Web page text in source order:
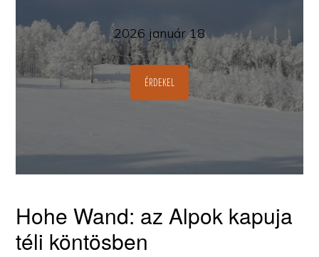
2026 január 18
ÉRDEKEL
Hohe Wand: az Alpok kapuja
téli köntösben